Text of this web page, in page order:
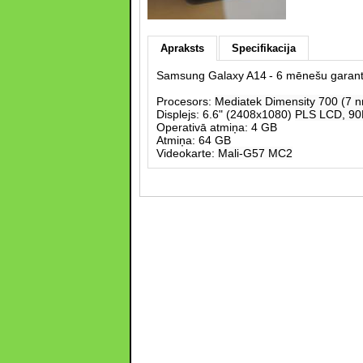
Apraksts Specifikacija
Samsung Galaxy A14- 6 mēnešu
Procesors: Mediatek Dimensity 700 (7
Displejs: 6.6" (2408x1080) PLS LCD,
Operativā atmiņa: 4 GB
Atmiņa: 64 GB
Videokarte: Mali-G57 MC2